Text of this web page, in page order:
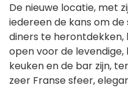
De nieuwe locatie, met
iedereen de kans om
diners te herontdekken,
open voor de
keuken en de bar zijn,
zeer Franse sfeer,